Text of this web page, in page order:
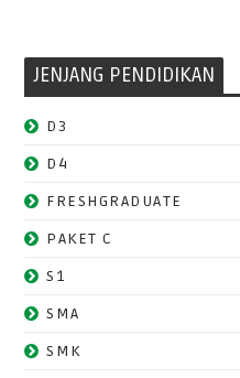
JENJANG PENDIDIKAN
D3
D4
FRESHGRADUATE
PAKET C
S1
SMA
SMK